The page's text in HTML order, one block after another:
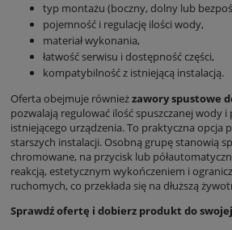
typ montażu (boczny, dolny lub
pojemność i regulację ilości wody,
materiał wykonania,
łatwość serwisu i dostępność części,
kompatybilność z istniejącą instalacją.
Oferta obejmuje równieżzawory spustowe
pozwalają regulować ilość spuszczanej wody
istniejącego urządzenia. To praktyczna opcja
starszych instalacji. Osobną grupę stanowią
chromowane, na przycisk lub
reakcją, estetycznym wykończeniem i
ruchomych, co przekłada się na dłuższą
Sprawdź ofertę i dobierz produkt do